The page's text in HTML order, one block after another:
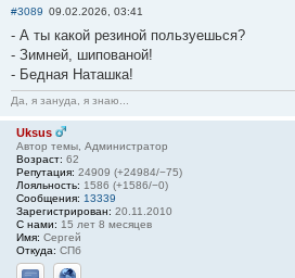
#3089 09.02.2026, 03:41
- А ты какой резиной пользуешься?
- Зимней, шипованой!
- Бедная Наташка!
Да, я зануда, я знаю...
Uksus
Автор темы, Администратор
Возраст: 62
Репутация: 24909 (+24984/−75)
Лояльность: 1586 (+1586/−0)
Сообщения: 13339
Зарегистрирован: 20.11.2010
С нами: 15 лет 8 месяцев
Имя: Сергей
Откуда: СПб